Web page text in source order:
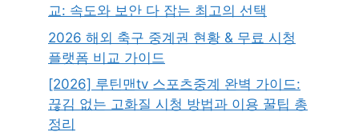
교: 속도와 보안 다 잡는 최고의 선택
2026 해외 축구 중계권 현황 & 무료 시청
플랫폼 비교 가이드
[2026] 루틴맨tv 스포츠중계 완벽 가이드:
끊김 없는 고화질 시청 방법과 이용 꿀팁 총
정리